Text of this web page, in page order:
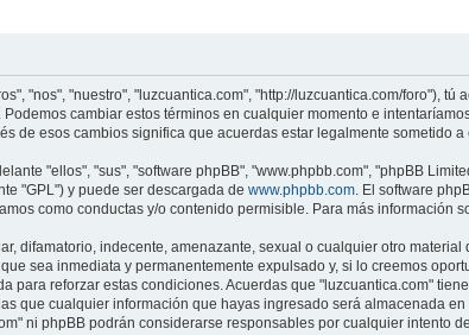
"nos", "nuestro", "luzcuantica.com", "http://luzcuantica.com/foro"),
cambiar estos términos en cualquier momento e
de esos cambios significa que acuerdas estar legalmente sometido
"ellos", "sus", "software phpBB", "www.phpbb.com", "phpBB
"GPL") y puede ser descargada de www.phpbb.com . El software
como conductas y/o contenido permisible. Para más información
difamatorio, indecente, amenazante, sexual o cualquier otro
sea inmediata y permanentemente expulsado y, si lo creemos
para reforzar estas condiciones. Acuerdas que "luzcuantica.com"
que cualquier información que hayas ingresado será almacenada
ni phpBB podrán considerarse responsables por cualquier intento